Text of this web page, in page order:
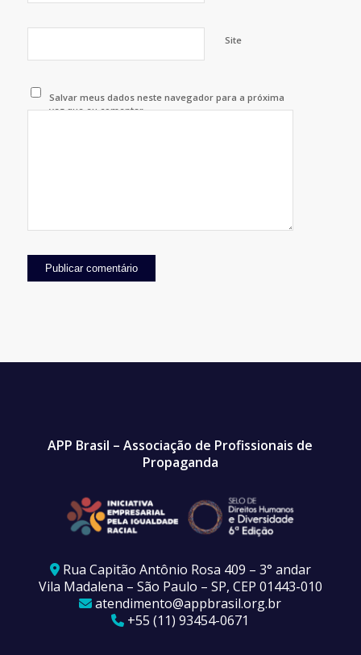
Site
Salvar meus dados neste navegador para a próxima
vez que eu comentar.
APP Brasil – Associação de Profissionais de
Propaganda
Rua Capitão Antônio Rosa 409 – 3° andar
Vila Madalena – São Paulo – SP, CEP 01443-010
atendimento@appbrasil.org.br
+55 (11) 93454-0671